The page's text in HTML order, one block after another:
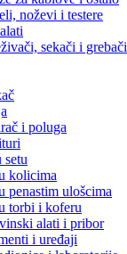
noževi i testere
sekači i grebači
i poluga
setu
kolicima
penastim ulošcima
torbi i koferu
alati i pribor
i uređaji